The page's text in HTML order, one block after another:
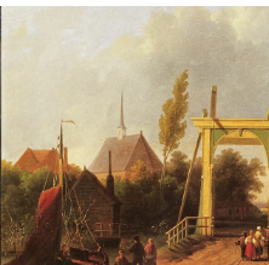
Ga
naar